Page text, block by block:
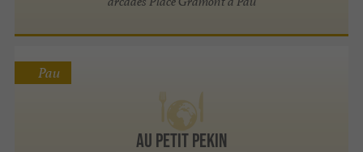
Au Petit Pekin
Pau